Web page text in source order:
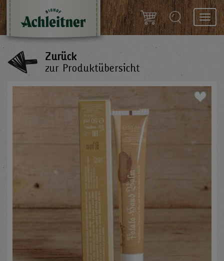
Zurück
zur Produktübersicht